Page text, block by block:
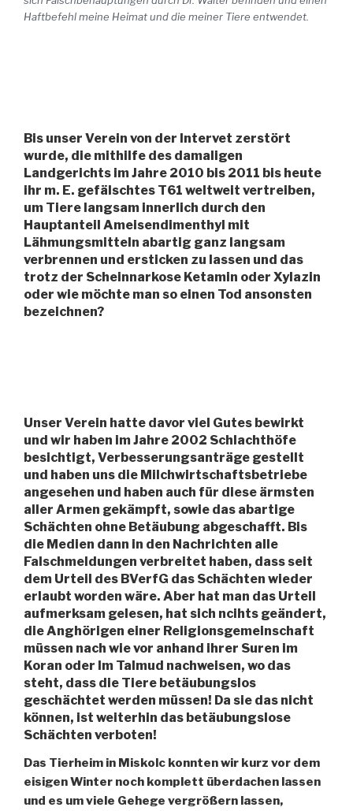
Haftbefehl meine Heimat und die meiner Tiere entwendet.
Bis unser Verein von der Intervet zerstört
wurde, die mithilfe des damaligen
Landgerichts im Jahre 2010 bis 2011 bis heute
ihr m. E. gefälschtes T61 weltweit vertreiben,
um Tiere langsam innerlich durch den
Hauptanteil Ameisendimenthyl mit
Lähmungsmitteln abartig ganz langsam
verbrennen und ersticken zu lassen und das
trotz der Scheinnarkose Ketamin oder Xylazin
oder wie möchte man so einen Tod ansonsten
bezeichnen?
Unser Verein hatte davor viel Gutes bewirkt
und wir haben im Jahre 2002 Schlachthöfe
besichtigt, Verbesserungsanträge gestellt
und haben uns die Milchwirtschaftsbetriebe
angesehen und haben auch für diese ärmsten
aller Armen gekämpft, sowie das abartige
Schächten ohne Betäubung abgeschafft. Bis
die Medien dann in den Nachrichten alle
Falschmeldungen verbreitet haben, dass seit
dem Urteil des BVerfG das Schächten wieder
erlaubt worden wäre. Aber hat man das Urteil
aufmerksam gelesen, hat sich ncihts geändert,
die Anghörigen einer Religionsgemeinschaft
müssen nach wie vor anhand ihrer Suren im
Koran oder Im Talmud nachweisen, wo das
steht, dass die Tiere betäubungslos
geschächtet werden müssen! Da sie das nicht
können, ist weiterhin das betäubungslose
Schächten verboten!
Das Tierheim in Miskolc konnten wir kurz vor dem
eisigen Winter noch komplett überdachen lassen
und es um viele Gehege vergrößern lassen,